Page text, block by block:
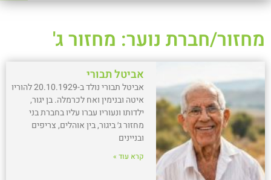
מחזור/חברת נוער: מחזור ג'
אביטל תבורי
אביטל תבורי נולד ב-20.10.1929 להוריו
איטה ובנימין ואח לכרמלה. בן יגור,
ילדותו ונעוריו עברו עליו בחברת בני
מחזור ג׳ ביגור, בין אוהלים, צריפים
ובניינים
קרא עוד »